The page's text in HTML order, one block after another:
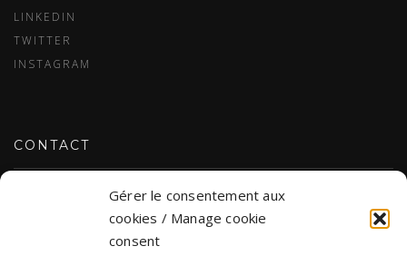
Gérer le consentement aux
cookies / Manage cookie
consent
LINKEDIN
TWITTER
INSTAGRAM
CONTACT